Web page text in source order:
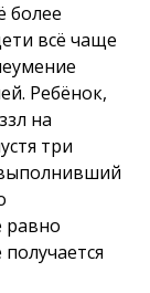
более
всё чаще
Ребёнок,
на
три
равно